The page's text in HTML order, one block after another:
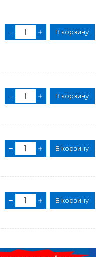
В корзину
В корзину
В корзину
В корзину